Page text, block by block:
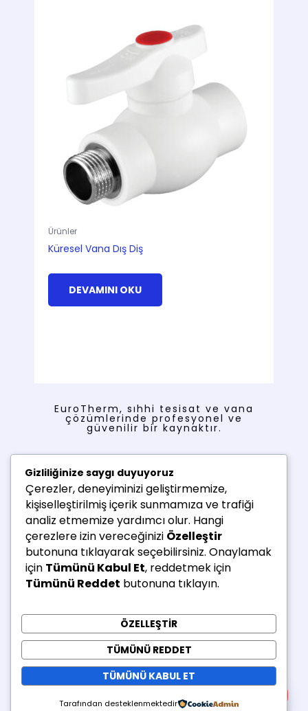
Ürünler
Küresel Vana Dış Diş
DEVAMINI OKU
EuroTherm, sıhhi tesisat ve vana
çözümlerinde profesyonel ve
güvenilir bir kaynaktır.
Ana Sayfa
Ürünler
Hakkımızda
İletişim
İletişim Bilgileri
BEY SOK. NO:12 GAZİOSMANPAŞA/İSTANBUL
TELEFON: +902125816559
E-POSTA: info@ekpar.com
Gizliliğinize saygı duyuyoruz
Çerezler, deneyiminizi geliştirmemize,
kişiselleştirilmiş içerik sunmamıza ve trafiği
analiz etmemize yardımcı olur. Hangi
çerezlere izin vereceğinizi Özelleştir
butonuna tıklayarak seçebilirsiniz. Onaylamak
için Tümünü Kabul Et, reddetmek için
Tümünü Reddet butonuna tıklayın.
ÖZELLEŞTIR
TÜMÜNÜ REDDET
TÜMÜNÜ KABUL ET
Tarafından desteklenmektedir